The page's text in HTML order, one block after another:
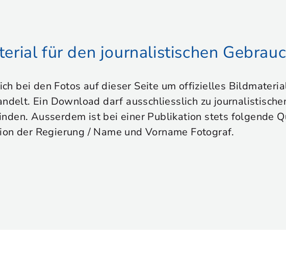
für den journalistischen
bei den Fotos auf dieser Seite um offizielles
Ein Download darf ausschliesslich zu
Ausserdem ist bei einer Publikation stets folgende
der Regierung / Name und Vorname Fotograf.